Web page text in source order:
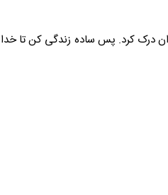
درک کرد. پس ساده زندگی کن تا خدا